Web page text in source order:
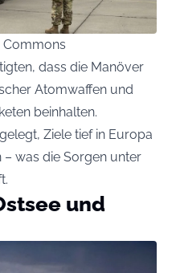
Commons
dass die Manöver
Atomwaffen und
beinhalten.
Ziele tief in Europa
– was die Sorgen unter
und